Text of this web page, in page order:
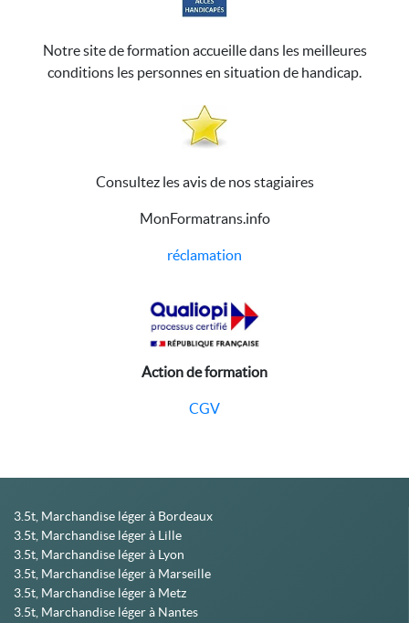
Notre site de formation accueille dans les meilleures
conditions les personnes en situation de handicap.
Consultez les avis de nos stagiaires
MonFormatrans.info
réclamation
Action de formation
CGV
3.5t, Marchandise léger à Bordeaux
3.5t, Marchandise léger à Lille
3.5t, Marchandise léger à Lyon
3.5t, Marchandise léger à Marseille
3.5t, Marchandise léger à Metz
3.5t, Marchandise léger à Nantes